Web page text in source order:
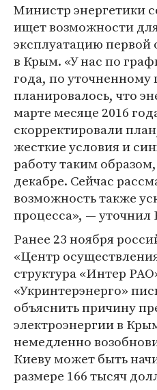
Министр энергетики
ищет возможности
эксплуатацию первой
в Крым. «У нас по
года, по уточненному
планировалось, что
марте месяце 2016
скорректировали
жесткие условия и
работу таким
декабре. Сейчас
возможность также
процесса», — уточнил
Ранее 23 ноября
«Центр
структура «Интер
«Укринтерэнерго»
объяснить причину
электроэнергии в
немедленно
Киеву может быть
размере 166 тысяч